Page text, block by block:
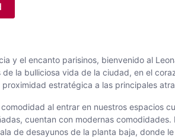
y el encanto parisinos, bienvenido al
la bulliciosa vida de la ciudad, en el
estratégica a las principales
al entrar en nuestros espacios
cuentan con modernas
de desayunos de la planta baja, donde